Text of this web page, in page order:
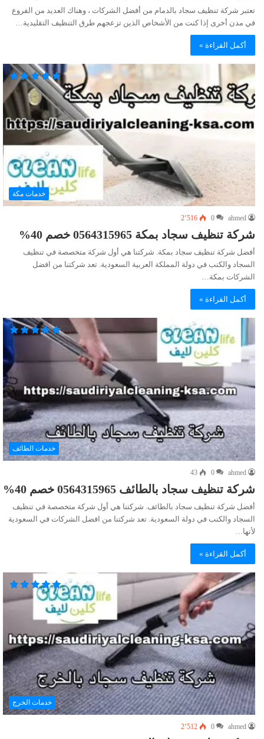
تعتبر شركة تنظيف سجاد بالدمام من أفضل الشركات ، وهناك العديد من الفروع
في مدن أخرى إذا كنت من الأشخاص الذين تزعجهم طرق التنظيف التقليدية…
أكمل القراءة »
خدمات مكة
ahmed
0 2٬516
شركة تنظيف سجاد بمكة 0564315965 خصم 40%
أفضل شركة تنظيف سجاد بمكة. شركتنا هي أول شركة متخصصة في تنظيف
السجاد والكنب في دولة المملكة العربية السعودية. تعد شركتنا من افضل
الشركات بمكة…
أكمل القراءة »
خدمات الطائف
ahmed
0
43
شركة تنظيف سجاد بالطائف 0564315965 خصم 40%
أفضل شركة تنظيف سجاد بالطائف. شركتنا هي أول شركة متخصصة في تنظيف
السجاد والكنب في دولة السعودية. تعد شركتنا من افضل الشركات في السعودية
لأنها…
أكمل القراءة »
خدمات الخرج
ahmed
0 2٬512